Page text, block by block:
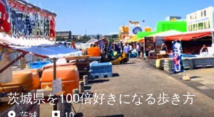
茨城県を100倍好きになる歩き方
茨城 10